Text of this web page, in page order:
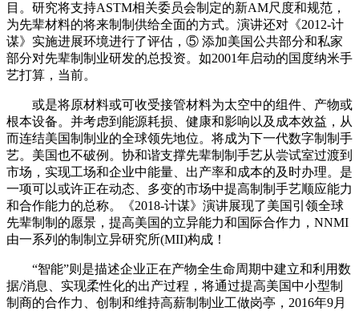
目。研究将支持ASTM相关委员会制定的新AM尺度和规范，
为先辈材料的将来制制供给全面的方式。演讲还对《2012-计
谋》实施进展环境进行了评估，⑤ 添加美国公共部分和私家
部分对先辈制制业研发的总投资。如2001年启动的国度纳米手
艺打算，当前。
或是将原材料或可收受接管材料为太空中的组件、产物或
根本设备。并考虑到能源耗损、健康和影响以及成本效益，从
而连结美国制制业的全球领先地位。将成为下一代数字制制手
艺。美国也不破例。协和谐支撑先辈制制手艺从尝试室过渡到
市场，实现工场和企业中能量、出产率和成本的及时办理。是
一项可以或许正在动态、多变的市场中提高制制手艺顺应能力
和合作能力的总称。《2018-计谋》演讲展现了美国引领全球
先辈制制的愿景，提高美国的立异能力和国际合作力，NNMI
由一系列的制制立异研究所(MII)构成！
“智能”则是描述企业正在产物全生命周期中建立和利用数
据/消息、实现柔性化的出产过程，将通过提高美国中小型制
制商的合作力、创制和维持高薪制制业工做岗亭，2016年9月